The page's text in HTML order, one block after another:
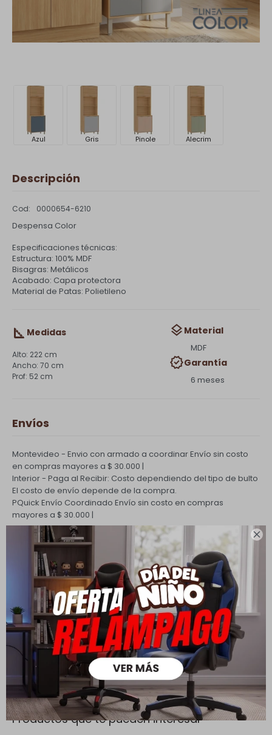

Azul Gris Pinole Alecrim
Descripción
0000654-6210
Despensa Color
Especificaciones técnicas:
Estructura: 100% MDF
Bisagras: Metálicos
Acabado: Capa protectora
Material de Patas: Polietileno
Medidas
222 cm
70 cm
52 cm
Material
MDF
Garantía
6 meses
Envíos
Montevideo - Envio con armado a coordinarEnvío sin costo
en compras mayores a $ 30.000 |
Interior - Paga al Recibir: Costo dependiendo del tipo de bulto
El costo de envío depende de la compra.
PQuick Envío Coordinado Envío sin costo en compras
mayores a $ 30.000 |
Cambios y Devoluciones
Todas las compras realizadas tienen un plazo de 5 días para
su cambio.
Ver mas
Medios de pago
Productos que te pueden interesar